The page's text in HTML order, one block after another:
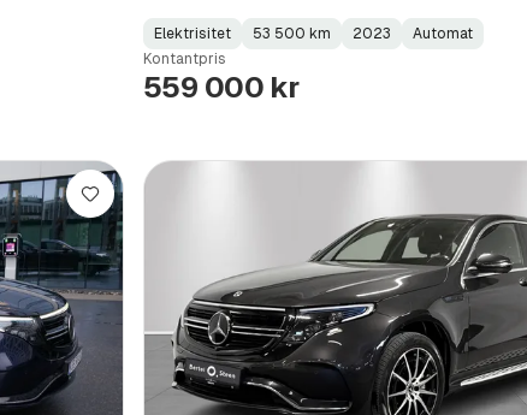
Fuel
Type:
Elektrisitet
Kilometerstand:
53 500 km
Model
Year:
2023
Gearbox
Type:
Automat
Kontantpris
559 000 kr
Lagre